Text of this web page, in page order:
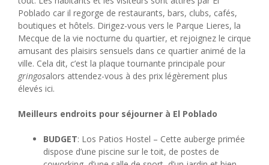
Poblado car il regorge de restaurants, bars, clubs, cafés,
boutiques et hôtels. Dirigez-vous vers le Parque Lieres, la
Mecque de la vie nocturne du quartier, et rejoignez le cirque
amusant des plaisirs sensuels dans ce quartier animé de la
ville. Cela dit, c’est la plaque tournante principale pour
gringosalors attendez-vous à des prix légèrement plus
élevés ici.
Meilleurs endroits pour séjourner à El Poblado
BUDGET: Los Patios Hostel – Cette auberge primée
dispose d’une piscine sur le toit, de postes de